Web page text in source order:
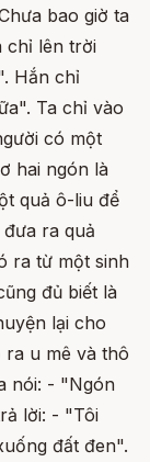
bao giờ ta
chỉ lên trời
Hắn chỉ
Ta chỉ vào
có một
hai ngón là
quả ô-liu để
ra quả
ra từ một sinh
đủ biết là
lại cho
u mê và thô
nói: - "Ngón
lời: - "Tôi
đất đen".